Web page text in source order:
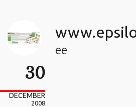
30
DECEMBER
2008
ee